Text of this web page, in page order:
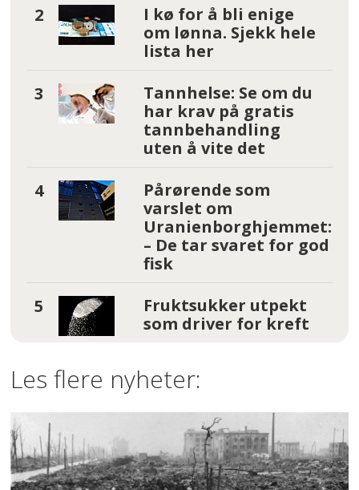
I kø for å bli enige
om lønna. Sjekk hele
lista her
Tannhelse: Se om du
har krav på gratis
tannbehandling
uten å vite det
Pårørende som
varslet om
Uranienborghjemmet:
– De tar svaret for god
fisk
Fruktsukker utpekt
som driver for kreft
Les flere nyheter: